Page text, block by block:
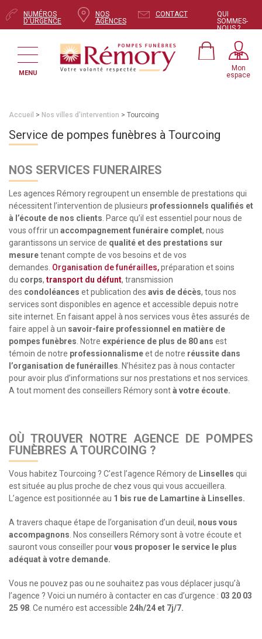
NUMÉROS
D'URGENCE
NOS
AGENCES
CONTACT
QUI
SOMMES-
NOUS ?
MENU
Mon
espace
Accueil > Nos villes d'intervention > Tourcoing
Service de pompes funèbres à Tourcoing
NOS SERVICES FUNERAIRES
Les agences Rémory regroupent un ensemble de prestations qui
nécessitent l’intervention de plusieurs professionnels qualifiés et
à l’écoute de nos clients . Parce qu’il est essentiel pour nous de
vous offrir un accompagnement funéraire complet, nous
garantissons un service de qualité et des prestations sur
mesuretenant compte de vos besoins et de vos
demandes. Organisation de funérailles,préparation et soins
du corps, transport du défunt, transmission
des condoléances et publication des avis de décès, tous nos
services sont disponibles en agence et accessible depuis notre
site internet. En faisant appel à nos services vous êtes assurés de
faire appel à un savoir-faire professionnel en matière de
pompes funèbres . Notre expérience de plus de 80 ans est
témoin de notre professionnalismeet de notre réussite dans
l’organisation de funérailles . N’hésitez pas à nous contacter
pour avoir plus d’informations sur nos prestations et nos services.
A tout moment des conseillers Rémory sontà votre écoute.
OÙ TROUVER NOTRE AGENCE DE POMPES
FUNÈBRES A TOURCOING ?
Vous habitez Tourcoing ? C’est l’agence Rémory de Linselles qui
est située au plus proche de chez vous qui vous accueillera.
L’agence est positionnée au 1 bis rue de Lamartine à Linselles.
A travers chaque étape de l’organisation d’un deuil, nous vous
accompagnons . Nos conseillers Rémory sont à votre écoute et
sauront vous conseiller pourvous proposer le service le plus
adéquat à votre demande.
Vous ne pouvez pas ou ne souhaitez pas vous déplacer jusqu’à
l’agence ? Voici un numéro à contacter en cas d’urgence : 03 20 03
25 98 . Ce numéro est accessible 24h/24 et 7j/7.